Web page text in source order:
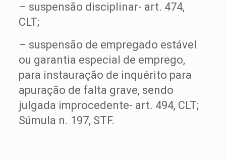
– suspensão disciplinar- art. 474,
CLT;
– suspensão de empregado estável
ou garantia especial de emprego,
para instauração de inquérito para
apuração de falta grave, sendo
julgada improcedente- art. 494, CLT;
Súmula n. 197, STF.